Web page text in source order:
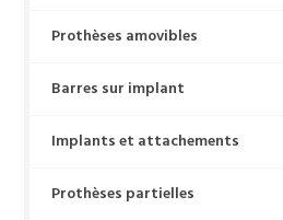
Prothèses amovibles
Barres sur implant
Implants et attachements
Prothèses partielles